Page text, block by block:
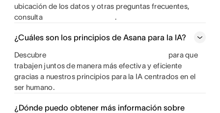
ubicación de los datos y otras preguntas frecuentes,
consulta
.
¿Cuáles son los principios de Asana para la IA?
Descubre
para que
trabajen juntos de manera más efectiva y eficiente
gracias a nuestros principios para la IA centrados en el
ser humano.
¿Dónde puedo obtener más información sobre